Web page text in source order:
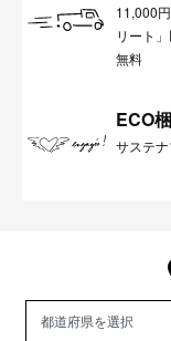
11,000
リート
無料
ECO
サステ